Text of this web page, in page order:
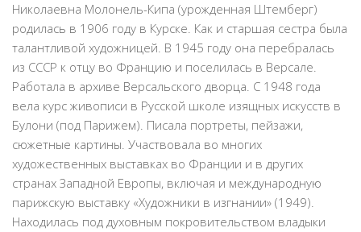
Николаевна Молонель-Кипа (урожденная Штемберг)
родилась в 1906 году в Курске. Как и старшая сестра была
талантливой художницей. В 1945 году она перебралась
из СССР к отцу во Францию и поселилась в Версале.
Работала в архиве Версальского дворца. С 1948 года
вела курс живописи в Русской школе изящных искусств в
Булони (под Парижем). Писала портреты, пейзажи,
сюжетные картины. Участвовала во многих
художественных выставках во Франции и в других
странах Западной Европы, включая и международную
парижскую выставку «Художники в изгнании» (1949).
Находилась под духовным покровительством владыки